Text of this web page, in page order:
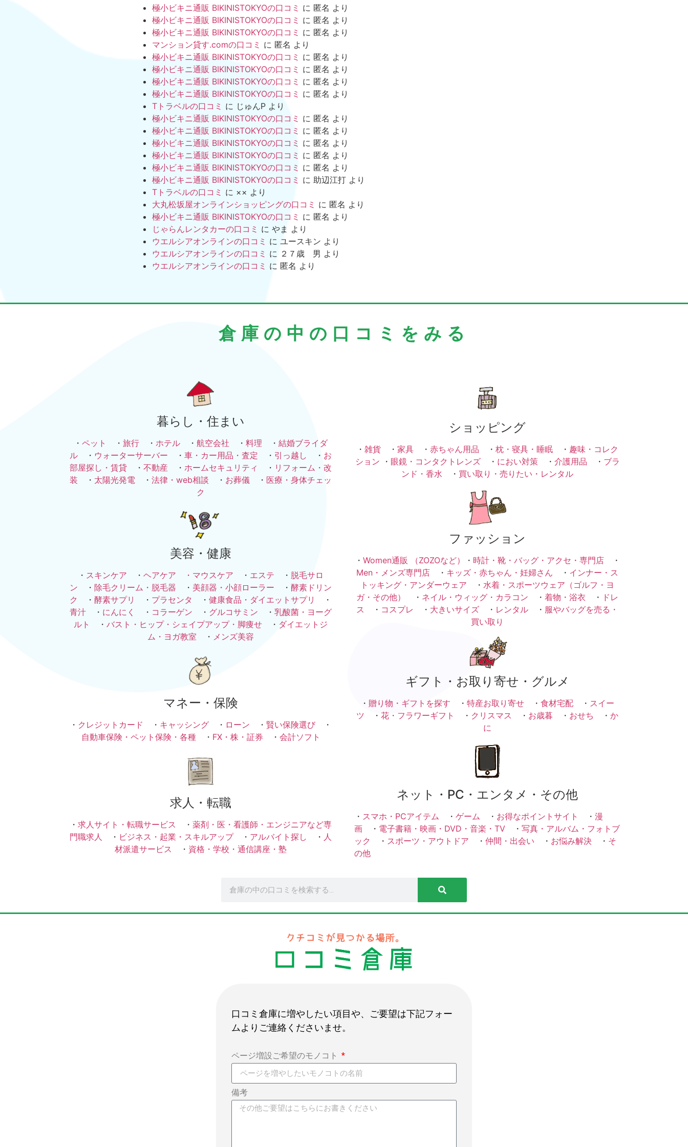
極小ビキニ通販 BIKINISTOKYOの口コミ に 匿名 より
極小ビキニ通販 BIKINISTOKYOの口コミ に 匿名 より
極小ビキニ通販 BIKINISTOKYOの口コミ に 匿名 より
マンション貸す.comの口コミ に 匿名 より
極小ビキニ通販 BIKINISTOKYOの口コミ に 匿名 より
極小ビキニ通販 BIKINISTOKYOの口コミ に 匿名 より
極小ビキニ通販 BIKINISTOKYOの口コミ に 匿名 より
極小ビキニ通販 BIKINISTOKYOの口コミ に 匿名 より
Tトラベルの口コミ に じゅんP より
極小ビキニ通販 BIKINISTOKYOの口コミ に 匿名 より
極小ビキニ通販 BIKINISTOKYOの口コミ に 匿名 より
極小ビキニ通販 BIKINISTOKYOの口コミ に 匿名 より
極小ビキニ通販 BIKINISTOKYOの口コミ に 匿名 より
極小ビキニ通販 BIKINISTOKYOの口コミ に 匿名 より
極小ビキニ通販 BIKINISTOKYOの口コミ に 助辺江打 より
Tトラベルの口コミ に ×× より
大丸松坂屋オンラインショッピングの口コミ に 匿名 より
極小ビキニ通販 BIKINISTOKYOの口コミ に 匿名 より
じゃらんレンタカーの口コミ に やま より
ウエルシアオンラインの口コミ に ユースキン より
ウエルシアオンラインの口コミ に ２７歳 男 より
ウエルシアオンラインの口コミ に 匿名 より
倉庫の中の口コミをみる
暮らし・住まい
・ ペット ・ 旅行 ・ ホテル ・ 航空会社 ・ 料理 ・ 結婚ブライダ
ル ・ ウォーターサーバー ・ 車・カー用品・査定 ・ 引っ越し ・ お
部屋探し・賃貸 ・ 不動産 ・ ホームセキュリティ ・ リフォーム・改
装 ・ 太陽光発電 ・ 法律・web相談 ・ お葬儀 ・ 医療・身体チェッ
ク
美容・健康
・ スキンケア ・ ヘアケア ・ マウスケア ・ エステ ・ 脱毛サロ
ン ・ 除毛クリーム・脱毛器 ・ 美顔器・小顔ローラー ・ 酵素ドリン
ク
・ 酵素サプリ ・ プラセンタ ・ 健康食品・ダイエットサプリ
・
青汁 ・ にんにく ・ コラーゲン ・ グルコサミン ・ 乳酸菌・ヨーグ
ルト
・ バスト・ヒップ・シェイプアップ・脚痩せ ・ ダイエットジ
ム・ヨガ教室 ・ メンズ美容
マネー・保険
・ クレジットカード ・ キャッシング ・ ローン ・ 賢い保険選び ・
自動車保険・ペット保険・各種・ FX・株・証券 ・ 会計ソフト
求人・転職
・ 求人サイト・転職サービス ・ 薬剤・医・看護師・エンジニアなど専
門職求人
・ ビジネス・起業・スキルアップ・ アルバイト探し ・ 人
材派遣サービス ・ 資格・学校・通信講座・塾
ショッピング
・ 雑貨 ・ 家具 ・ 赤ちゃん用品 ・ 枕・寝具・睡眠 ・ 趣味・コレク
ション ・ 眼鏡・コンタクトレンズ・ におい対策・ 介護用品 ・ ブラ
ンド・香水 ・ 買い取り・売りたい・レンタル
ファッション
・ Women通販 （ZOZOなど） ・ 時計・靴・バッグ・アクセ・専門店・
Men・メンズ専門店 ・ キッズ・赤ちゃん・妊婦さん ・ インナー・ス
トッキング・アンダーウェア ・ 水着・スポーツウェア（ゴルフ・ヨ
ガ・その他）
・ ネイル・ウィッグ・カラコン ・ 着物・浴衣 ・ ドレ
ス ・ コスプレ ・ 大きいサイズ ・ レンタル ・ 服やバッグを売る・
買い取り
ギフト・お取り寄せ・グルメ
・ 贈り物・ギフトを探す ・ 特産お取り寄せ ・ 食材宅配 ・ スイー
ツ ・ 花・フラワーギフト ・ クリスマス ・ お歳暮 ・ おせち ・ か
に
ネット・PC・エンタメ・その他
・ スマホ・PCアイテム ・ ゲーム ・ お得なポイントサイト ・ 漫
画 ・ 電子書籍・映画・DVD・音楽・TV ・ 写真・アルバム・フォトブ
ック
・ スポーツ・アウトドア ・ 仲間・出会い ・ お悩み解決 ・ そ
の他
口コミ倉庫に増やしたい項目や、ご要望は下記フォー
ムよりご連絡くださいませ。
ページ増設ご希望のモノコト
備考